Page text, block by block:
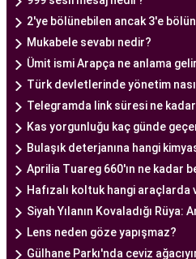
anlayışı ve etik prensipler
sağlıklı bir gebelik yaşama
bir tüp bebek hizmeti sunar.
Ankara Tüp Bebek
Tüp bebek tedavisi, uzman
ve deneyimli bir doktorun
yürütülmesi gereken bir
Bebek Merkezi'nde görev
doktoru, çiftlere kapsamlı
sunar.
2'ye bölünebilen ancak 3'e
Mukabele sevabı nedir?
Ümit ismi Arapça ne anlama
Türk devletlerinde yönetim
Telegramda link süresi ne
Kas yorgunluğu kaç günde
Bulaşık deterjanına hangi
Aprilia Tuareg 660'ın ne kadar
Hafızalı koltuk hangi araçlarda
Siyah Yılanın Kovaladığı Rüya:
Lens neden göze yapışmaz?
Gülhane Parkı'nda ceviz